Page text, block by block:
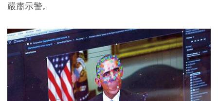
嚴肅示警。